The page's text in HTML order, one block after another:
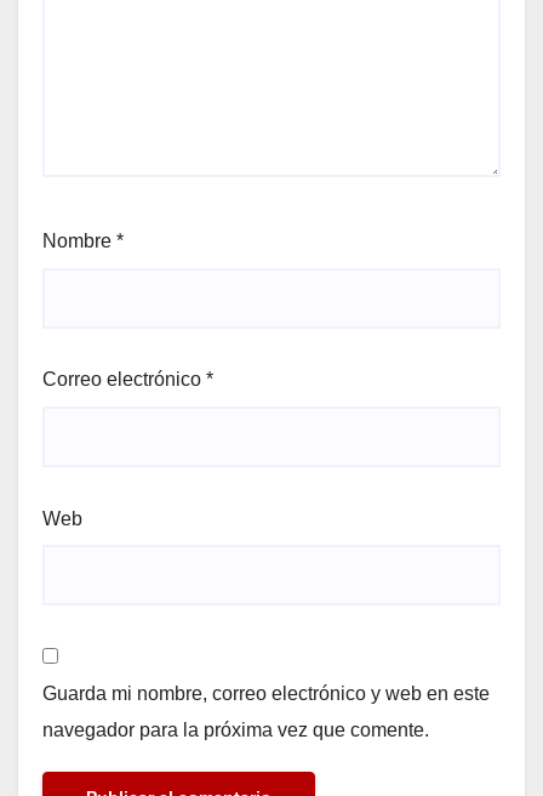
Nombre *
Correo electrónico *
Web
Guarda mi nombre, correo electrónico y web en este
navegador para la próxima vez que comente.